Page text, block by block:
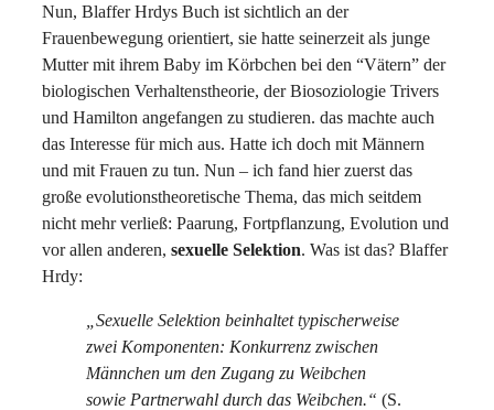
Nun, Blaffer Hrdys Buch ist sichtlich an der
Frauenbewegung orientiert, sie hatte seinerzeit als junge
Mutter mit ihrem Baby im Körbchen bei den “Vätern” der
biologischen Verhaltenstheorie, der Biosoziologie Trivers
und Hamilton angefangen zu studieren. das machte auch
das Interesse für mich aus. Hatte ich doch mit Männern
und mit Frauen zu tun. Nun – ich fand hier zuerst das
große evolutionstheoretische Thema, das mich seitdem
nicht mehr verließ: Paarung, Fortpflanzung, Evolution und
vor allen anderen, sexuelle Selektion. Was ist das? Blaffer
Hrdy:
„Sexuelle Selektion beinhaltet typischerweise
zwei Komponenten: Konkurrenz zwischen
Männchen um den Zugang zu Weibchen
sowie Partnerwahl durch das Weibchen.“ (S.